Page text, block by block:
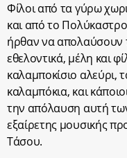
Φίλοι από τα γύρω
και από το
ήρθαν να απολαύσουν
εθελοντικά, μέλη και
καλαμποκίσιο αλεύρι,
καλαμπόκια, και
την απόλαυση αυτή
εξαίρετης μουσικής
Τάσου.